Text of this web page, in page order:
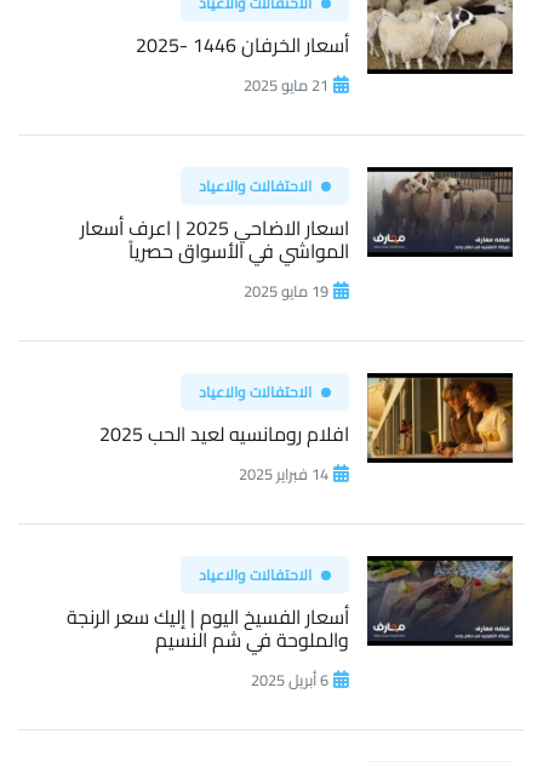
أسعار الخرفان 1446 -2025
21 مايو 2025
الاحتفالات والاعياد
اسعار الاضاحي 2025 | اعرف أسعار
المواشي في الأسواق حصرياً
19 مايو 2025
الاحتفالات والاعياد
افلام رومانسيه لعيد الحب 2025
14 فبراير 2025
الاحتفالات والاعياد
أسعار الفسيخ اليوم | إليك سعر الرنجة
والملوحة في شم النسيم
6 أبريل 2025